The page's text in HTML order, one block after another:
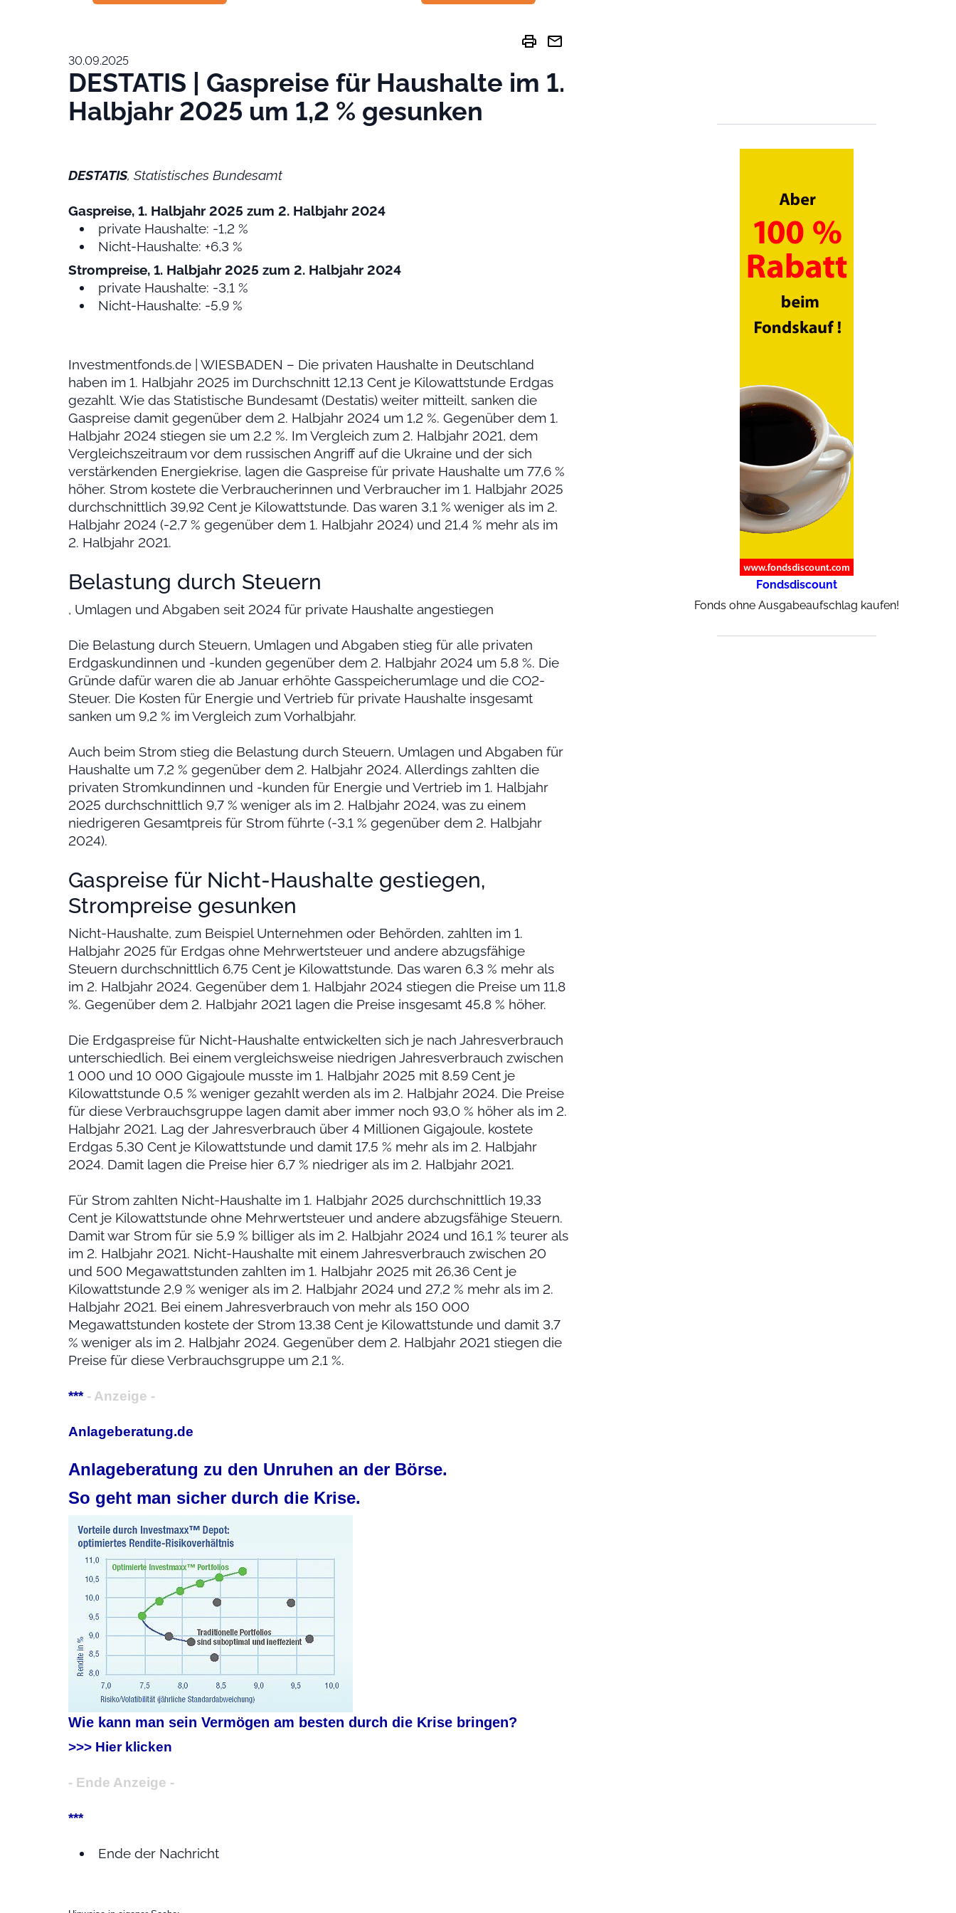
print mail
30.09.2025
DESTATIS | Gaspreise für Haushalte im 1.
Halbjahr 2025 um 1,2 % gesunken
DESTATIS, Statistisches Bundesamt
Gaspreise, 1. Halbjahr 2025 zum 2. Halbjahr 2024
private Haushalte: -1,2 %
Nicht-Haushalte: +6,3 %
Strompreise, 1. Halbjahr 2025 zum 2. Halbjahr 2024
private Haushalte: -3,1 %
Nicht-Haushalte: -5,9 %
Investmentfonds.de | WIESBADEN – Die privaten Haushalte in Deutschland
haben im 1. Halbjahr 2025 im Durchschnitt 12,13 Cent je Kilowattstunde Erdgas
gezahlt. Wie das Statistische Bundesamt (Destatis) weiter mitteilt, sanken die
Gaspreise damit gegenüber dem 2. Halbjahr 2024 um 1,2 %. Gegenüber dem 1.
Halbjahr 2024 stiegen sie um 2,2 %. Im Vergleich zum 2. Halbjahr 2021, dem
Vergleichszeitraum vor dem russischen Angriff auf die Ukraine und der sich
verstärkenden Energiekrise, lagen die Gaspreise für private Haushalte um 77,6 %
höher. Strom kostete die Verbraucherinnen und Verbraucher im 1. Halbjahr 2025
durchschnittlich 39,92 Cent je Kilowattstunde. Das waren 3,1 % weniger als im 2.
Halbjahr 2024 (-2,7 % gegenüber dem 1. Halbjahr 2024) und 21,4 % mehr als im
2. Halbjahr 2021.
Belastung durch Steuern
, Umlagen und Abgaben seit 2024 für private Haushalte angestiegen
Die Belastung durch Steuern, Umlagen und Abgaben stieg für alle privaten
Erdgaskundinnen und -kunden gegenüber dem 2. Halbjahr 2024 um 5,8 %. Die
Gründe dafür waren die ab Januar erhöhte Gasspeicherumlage und die CO2-
Steuer. Die Kosten für Energie und Vertrieb für private Haushalte insgesamt
sanken um 9,2 % im Vergleich zum Vorhalbjahr.
Auch beim Strom stieg die Belastung durch Steuern, Umlagen und Abgaben für
Haushalte um 7,2 % gegenüber dem 2. Halbjahr 2024. Allerdings zahlten die
privaten Stromkundinnen und -kunden für Energie und Vertrieb im 1. Halbjahr
2025 durchschnittlich 9,7 % weniger als im 2. Halbjahr 2024, was zu einem
niedrigeren Gesamtpreis für Strom führte (-3,1 % gegenüber dem 2. Halbjahr
2024).
Gaspreise für Nicht-Haushalte gestiegen,
Strompreise gesunken
Nicht-Haushalte, zum Beispiel Unternehmen oder Behörden, zahlten im 1.
Halbjahr 2025 für Erdgas ohne Mehrwertsteuer und andere abzugsfähige
Steuern durchschnittlich 6,75 Cent je Kilowattstunde. Das waren 6,3 % mehr als
im 2. Halbjahr 2024. Gegenüber dem 1. Halbjahr 2024 stiegen die Preise um 11,8
%. Gegenüber dem 2. Halbjahr 2021 lagen die Preise insgesamt 45,8 % höher.
Die Erdgaspreise für Nicht-Haushalte entwickelten sich je nach Jahresverbrauch
unterschiedlich. Bei einem vergleichsweise niedrigen Jahresverbrauch zwischen
1 000 und 10 000 Gigajoule musste im 1. Halbjahr 2025 mit 8,59 Cent je
Kilowattstunde 0,5 % weniger gezahlt werden als im 2. Halbjahr 2024. Die Preise
für diese Verbrauchsgruppe lagen damit aber immer noch 93,0 % höher als im 2.
Halbjahr 2021. Lag der Jahresverbrauch über 4 Millionen Gigajoule, kostete
Erdgas 5,30 Cent je Kilowattstunde und damit 17,5 % mehr als im 2. Halbjahr
2024. Damit lagen die Preise hier 6,7 % niedriger als im 2. Halbjahr 2021.
Für Strom zahlten Nicht-Haushalte im 1. Halbjahr 2025 durchschnittlich 19,33
Cent je Kilowattstunde ohne Mehrwertsteuer und andere abzugsfähige Steuern.
Damit war Strom für sie 5,9 % billiger als im 2. Halbjahr 2024 und 16,1 % teurer als
im 2. Halbjahr 2021. Nicht-Haushalte mit einem Jahresverbrauch zwischen 20
und 500 Megawattstunden zahlten im 1. Halbjahr 2025 mit 26,36 Cent je
Kilowattstunde 2,9 % weniger als im 2. Halbjahr 2024 und 27,2 % mehr als im 2.
Halbjahr 2021. Bei einem Jahresverbrauch von mehr als 150 000
Megawattstunden kostete der Strom 13,38 Cent je Kilowattstunde und damit 3,7
% weniger als im 2. Halbjahr 2024. Gegenüber dem 2. Halbjahr 2021 stiegen die
Preise für diese Verbrauchsgruppe um 2,1 %.
*** - Anzeige -
Anlageberatung.de
Anlageberatung zu den Unruhen an der Börse.
So geht man sicher durch die Krise.
Wie kann man sein Vermögen am besten durch die Krise bringen?
>>> Hier klicken
- Ende Anzeige -
***
Ende der Nachricht
Fondsdiscount
Fonds ohne Ausgabeaufschlag kaufen!